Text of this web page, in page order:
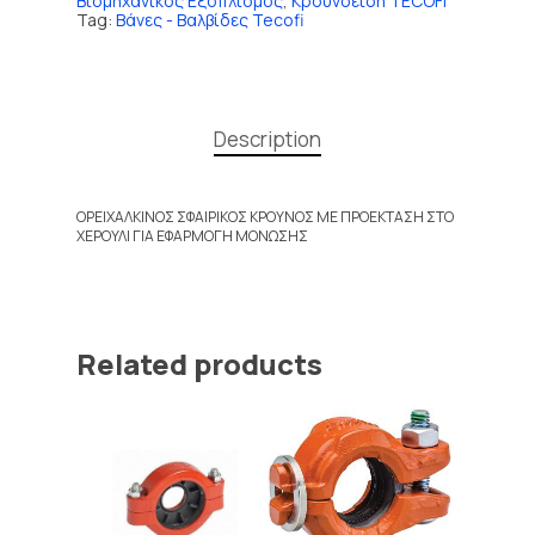
Tag: Βάνες - Βαλβίδες Tecofi
Description
ΟΡΕΙΧΑΛΚΙΝΟΣ ΣΦΑΙΡΙΚΟΣ ΚΡΟΥΝΟΣ ΜΕ ΠΡΟΕΚΤΑΣΗ ΣΤΟ
ΧΕΡΟΥΛΙ ΓΙΑ ΕΦΑΡΜΟΓΗ ΜΟΝΩΣΗΣ
Related products